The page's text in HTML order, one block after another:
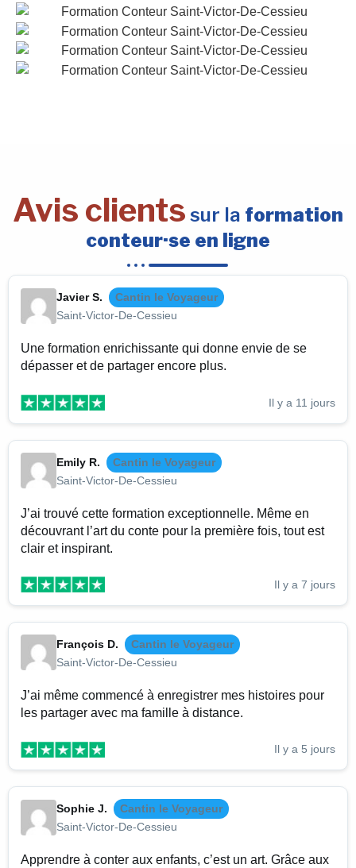
Avis clients sur la formation
conteur·se en ligne
Javier S.
Cantin le Voyageur
Saint-Victor-De-Cessieu
Une formation enrichissante qui donne envie de se
dépasser et de partager encore plus.
Il y a 11 jours
Emily R.
Cantin le Voyageur
Saint-Victor-De-Cessieu
J’ai trouvé cette formation exceptionnelle. Même en
découvrant l’art du conte pour la première fois, tout est
clair et inspirant.
Il y a 7 jours
François D.
Cantin le Voyageur
Saint-Victor-De-Cessieu
J’ai même commencé à enregistrer mes histoires pour
les partager avec ma famille à distance.
Il y a 5 jours
Sophie J.
Cantin le Voyageur
Saint-Victor-De-Cessieu
Apprendre à conter aux enfants, c’est un art. Grâce aux